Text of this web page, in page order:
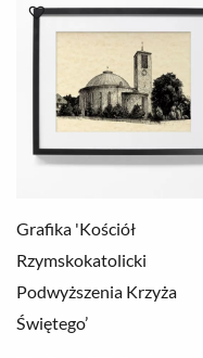
Grafika 'Kościół
Rzymskokatolicki
Podwyższenia Krzyża
Świętego’
cen:
od
78.00 zł
do
250.00 zł